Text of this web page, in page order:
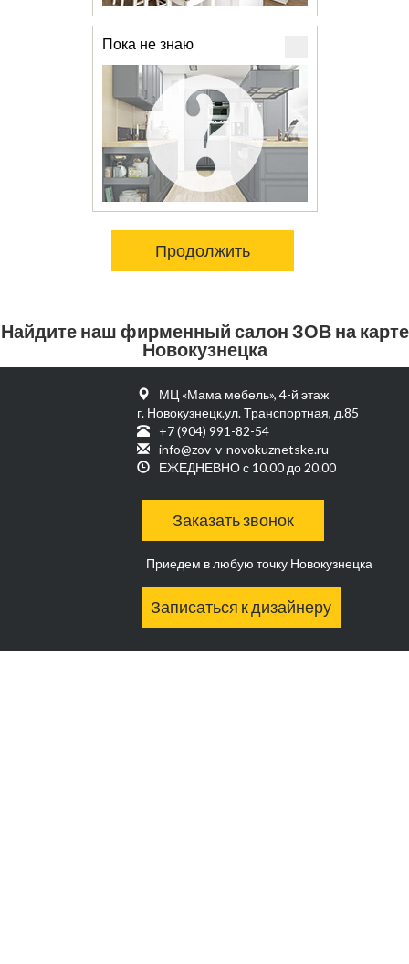
Пока не знаю
Продолжить
Найдите наш фирменный салон ЗОВ на карте
Новокузнецка
МЦ «Мама мебель», 4-й этаж
г. Новокузнецк.ул. Транспортная, д.85
+7 (904) 991-82-54
info@zov-v-novokuznetske.ru
ЕЖЕДНЕВНО с 10.00 до 20.00
Заказать звонок
Приедем в любую точку Новокузнецка
Записаться к дизайнеру